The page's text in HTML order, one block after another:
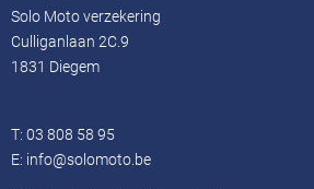
Solo Moto verzekering
Culliganlaan 2C.9
1831 Diegem
T: 03 808 58 95
E: info@solomoto.be